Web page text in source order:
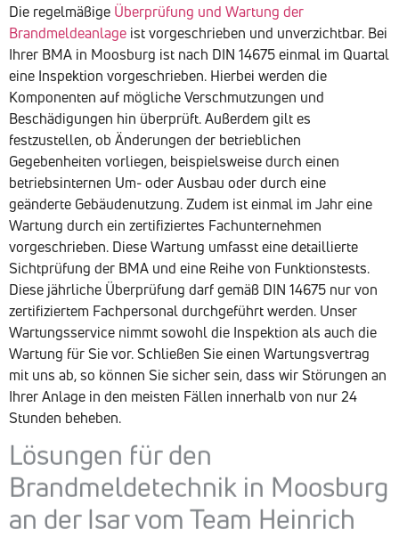
Die regelmäßige Überprüfung und Wartung der
Brandmeldeanlage ist vorgeschrieben und unverzichtbar. Bei
Ihrer BMA in Moosburg ist nach DIN 14675 einmal im Quartal
eine Inspektion vorgeschrieben. Hierbei werden die
Komponenten auf mögliche Verschmutzungen und
Beschädigungen hin überprüft. Außerdem gilt es
festzustellen, ob Änderungen der betrieblichen
Gegebenheiten vorliegen, beispielsweise durch einen
betriebsinternen Um- oder Ausbau oder durch eine
geänderte Gebäudenutzung. Zudem ist einmal im Jahr eine
Wartung durch ein zertifiziertes Fachunternehmen
vorgeschrieben. Diese Wartung umfasst eine detaillierte
Sichtprüfung der BMA und eine Reihe von Funktionstests.
Diese jährliche Überprüfung darf gemäß DIN 14675 nur von
zertifiziertem Fachpersonal durchgeführt werden. Unser
Wartungsservice nimmt sowohl die Inspektion als auch die
Wartung für Sie vor. Schließen Sie einen Wartungsvertrag
mit uns ab, so können Sie sicher sein, dass wir Störungen an
Ihrer Anlage in den meisten Fällen innerhalb von nur 24
Stunden beheben.
Lösungen für den
Brandmeldetechnik in Moosburg
an der Isar vom Team Heinrich